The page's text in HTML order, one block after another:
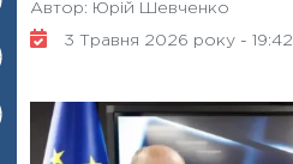
Автор: Юрій Шевченко
3 Травня 2026 року - 19:42